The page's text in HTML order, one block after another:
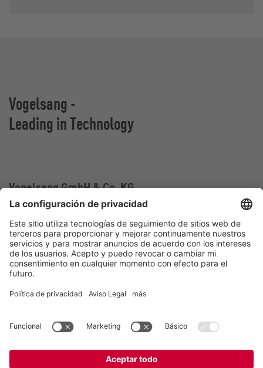
Vogelsang -
Leading in Technology
Vogelsang GmbH & Co. KG
Holthoege 10-14
49632 Essen (Oldenburg)
Alemania
Contacto
germany@vogelsang.info